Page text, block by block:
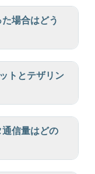
場合はどう
トとテザリン
信量はどの